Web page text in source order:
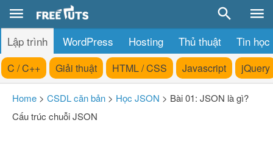
Lập trình WordPress Hosting Thủ thuật Tin học
C / C++ Giải thuật HTML / CSS Javascript jQuery
Home > CSDL căn bản > Học JSON > Bài 01: JSON là gì?
Cấu trúc chuỗi JSON